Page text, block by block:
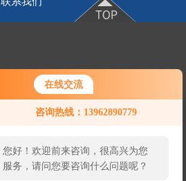
在线交流
咨询热线：13962890779
您好！欢迎前来咨询，很高兴为您
服务，请问您要咨询什么问题呢？